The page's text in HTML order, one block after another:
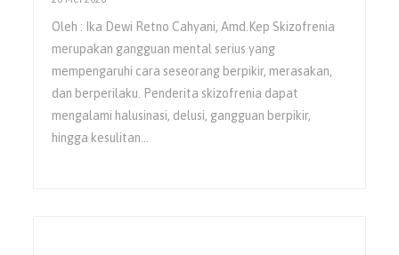
Oleh : Ika Dewi Retno Cahyani, Amd.Kep Skizofrenia
merupakan gangguan mental serius yang
mempengaruhi cara seseorang berpikir, merasakan,
dan berperilaku. Penderita skizofrenia dapat
mengalami halusinasi, delusi, gangguan berpikir,
hingga kesulitan…